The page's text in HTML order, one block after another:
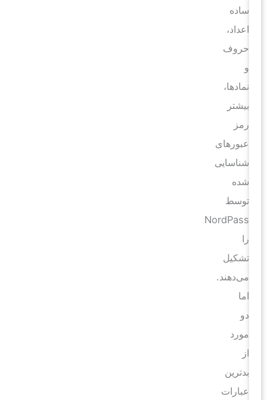
ساده
اعداد،
حروف
نمادها،
بیشتر
رمز
عبورهای
شناسایی
شده
توسط
NordPass
تشکیل
می‌دهند.
مورد
بدترین
عبارات